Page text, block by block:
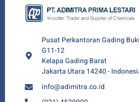
Pusat Perkantoran Gading
G11-12
Kelapa Gading Barat
Jakarta Utara 14240 -
info@adimitra.co.id